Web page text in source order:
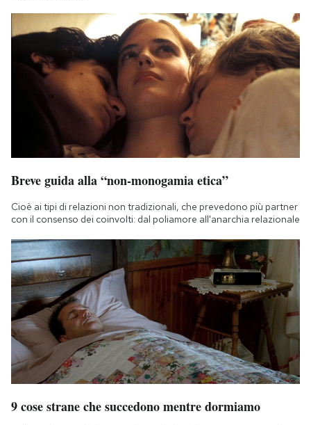
Breve guida alla “non-monogamia etica”
Cioè ai tipi di relazioni non tradizionali, che prevedono più partner
con il consenso dei coinvolti: dal poliamore all'anarchia relazionale
9 cose strane che succedono mentre dormiamo